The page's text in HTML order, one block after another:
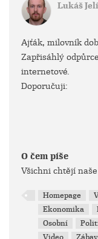
Lukáš
Ajťák, milovník
Zapřisáhlý
internetové.
Doporučuji:
O čem píše
Všichni chtějí
Homepage
Ekonomika
Osobní